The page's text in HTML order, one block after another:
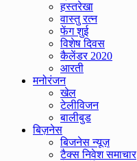
हस्तरेखा
वास्तु रत्न
फेंग शुई
विशेष दिवस
कैलेंडर 2020
आरती
मनोरंजन
खेल
टेलीविजन
बालीबुड
बिज़नेस
बिजनेस न्यूज़
टैक्स निवेश समाचार